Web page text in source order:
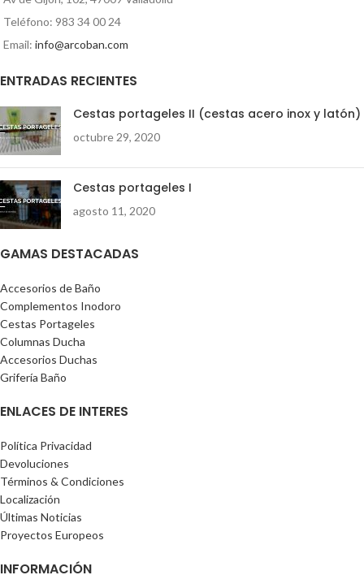
Teléfono: 983 34 00 24
Email: info@arcoban.com
ENTRADAS RECIENTES
Cestas portageles II (cestas acero inox y latón)
octubre 29, 2020
Cestas portageles I
agosto 11, 2020
GAMAS DESTACADAS
Accesorios de Baño
Complementos Inodoro
Cestas Portageles
Columnas Ducha
Accesorios Duchas
Grifería Baño
ENLACES DE INTERES
Política Privacidad
Devoluciones
Términos & Condiciones
Localización
Últimas Noticias
Proyectos Europeos
INFORMACIÓN